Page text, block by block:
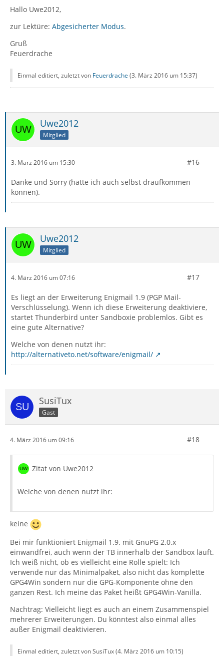
Hallo Uwe2012,
zur Lektüre: Abgesicherter Modus.
Gruß
Feuerdrache
Einmal editiert, zuletzt von Feuerdrache (3. März 2016 um 15:37)
Uwe2012
Mitglied
3. März 2016 um 15:30 #16
Danke und Sorry (hätte ich auch selbst draufkommen
können).
Uwe2012
Mitglied
4. März 2016 um 07:16 #17
Es liegt an der Erweiterung Enigmail 1.9 (PGP Mail-
Verschlüsselung). Wenn ich diese Erweiterung deaktiviere,
startet Thunderbird unter Sandboxie problemlos. Gibt es
eine gute Alternative?
Welche von denen nutzt ihr:
http://alternativeto.net/software/enigmail/
SusiTux
Gast
4. März 2016 um 09:16 #18
Zitat von Uwe2012
Welche von denen nutzt ihr:
keine
Bei mir funktioniert Enigmail 1.9. mit GnuPG 2.0.x
einwandfrei, auch wenn der TB innerhalb der Sandbox läuft.
Ich weiß nicht, ob es vielleicht eine Rolle spielt: Ich
verwende nur das Minimalpaket, also nicht das komplette
GPG4Win sondern nur die GPG-Komponente ohne den
ganzen Rest. Ich meine das Paket heißt GPG4Win-Vanilla.
Nachtrag: Vielleicht liegt es auch an einem Zusammenspiel
mehrerer Erweiterungen. Du könntest also einmal alles
außer Enigmail deaktivieren.
Einmal editiert, zuletzt von SusiTux (4. März 2016 um 10:15)